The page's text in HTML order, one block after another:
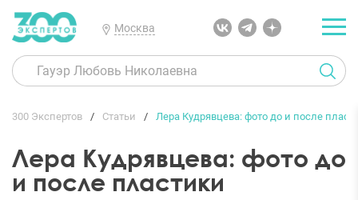
Москва
300 Экспертов Статьи Лера Кудрявцева: фото до и после
Лера Кудрявцева: фото до
и после пластики